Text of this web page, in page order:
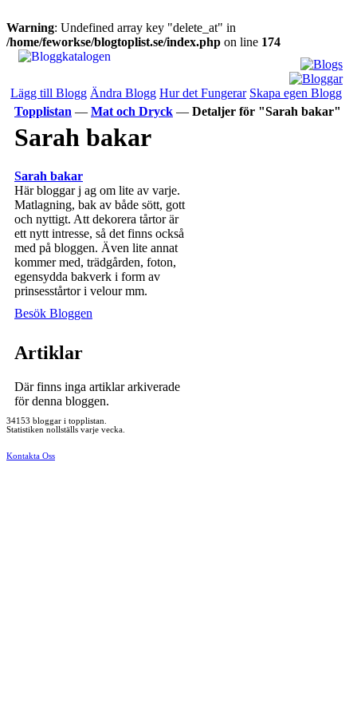
Warning: Undefined array key "delete_at" in
/home/feworkse/blogtoplist.se/index.php on line 174
Lägg till Blogg Ändra Blogg Hur det Fungerar Skapa egen Blogg
Topplistan — Mat och Dryck — Detaljer för "Sarah bakar"
Sarah bakar
Sarah bakar
Här bloggar j ag om lite av varje.
Matlagning, bak av både sött, gott
och nyttigt. Att dekorera tårtor är
ett nytt intresse, så det finns också
med på bloggen. Även lite annat
kommer med, trädgården, foton,
egensydda bakverk i form av
prinsesstårtor i velour mm.
Besök Bloggen
Artiklar
Där finns inga artiklar arkiverade
för denna bloggen.
34153 bloggar i topplistan.
Statistiken nollställs varje vecka.
Kontakta Oss